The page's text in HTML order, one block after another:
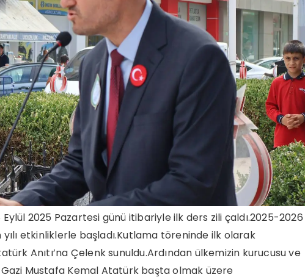
2025 Pazartesi günü itibariyle ilk ders zili çaldı.2025-2026
yılı etkinliklerle başladı.Kutlama töreninde ilk olarak
Anıtı’na Çelenk sunuldu.Ardından ülkemizin kurucusu ve
Mustafa Kemal Atatürk başta olmak üzere